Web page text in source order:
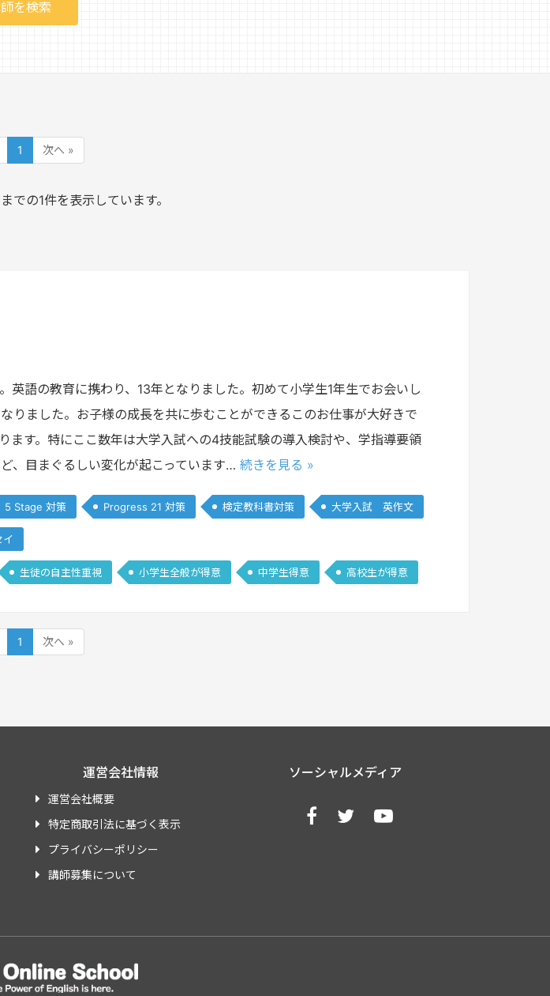
1 次へ »
での1件を表示しています。
英語の教育に携わり、13年となりました。初めて小学生1年生でお会いし
りました。お子様の成長を共に歩むことができるこのお仕事が大好きで
ます。特にここ数年は大学入試への4技能試験の導入検討や、学指導要領
、目まぐるしい変化が起こっています… 続きを見る »
5 Stage 対策 Progress 21 対策 検定教科書対策 大学入試 英作文
生徒の自主性重視 小学生全般が得意 中学生得意 高校生が得意
1 次へ »
運営会社情報
運営会社概要
特定商取引法に基づく表示
プライバシーポリシー
講師募集について
ソーシャルメディア